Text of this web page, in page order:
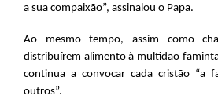
a sua compaixão”, assinalou o Papa.
Ao mesmo tempo, assim como
distribuírem alimento à multidão
continua a convocar cada cristão “a
outros”.